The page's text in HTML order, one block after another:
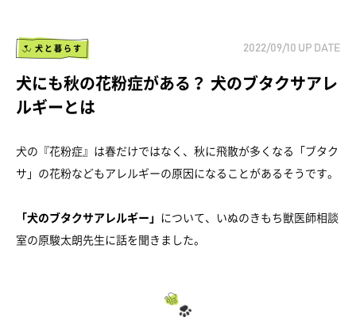
犬と暮らす 2022/09/10 UP DATE
犬にも秋の花粉症がある？ 犬のブタクサアレ
ルギーとは
犬の『花粉症』は春だけではなく、秋に飛散が多くなる「ブタク
サ」の花粉などもアレルギーの原因になることがあるそうです。
「犬のブタクサアレルギー」 について、いぬのきもち獣医師相談
室の原駿太朗先生に話を聞きました。